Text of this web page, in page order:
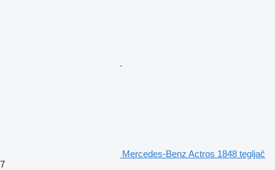
Mercedes-Benz Actros 1848 tegljač
7